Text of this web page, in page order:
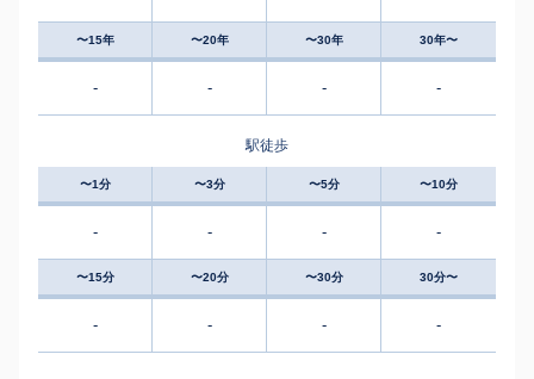
〜15年 〜20年 〜30年 30年〜
- - - -
駅徒歩
〜1分 〜3分 〜5分 〜10分
- - - -
〜15分 〜20分 〜30分 30分〜
- - - -